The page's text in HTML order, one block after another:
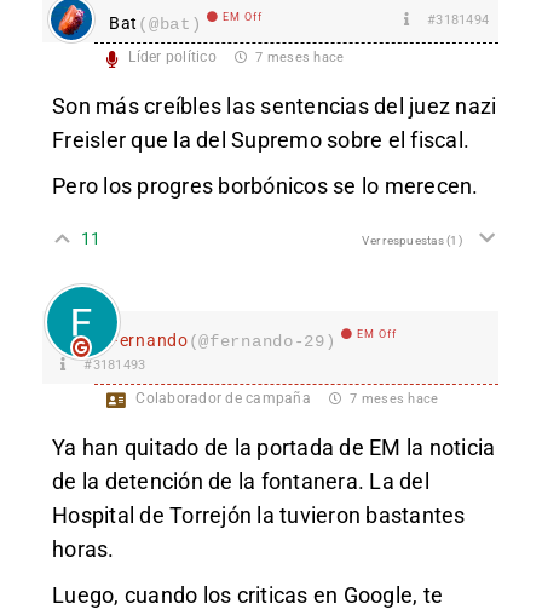
Bat (@bat) EM Off #3181494
Líder político 7 meses hace
Son más creíbles las sentencias del juez nazi
Freisler que la del Supremo sobre el fiscal.
Pero los progres borbónicos se lo merecen.
11 Ver respuestas(1)
Fernando(@fernando-29) EM Off
#3181493
Colaborador de campaña 7 meses hace
Ya han quitado de la portada de EM la noticia
de la detención de la fontanera. La del
Hospital de Torrejón la tuvieron bastantes
horas.
Luego, cuando los criticas en Google, te